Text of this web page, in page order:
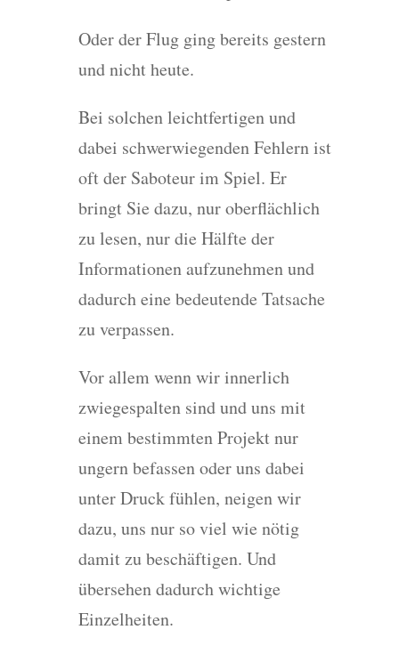
Oder der Flug ging bereits gestern
und nicht heute.
Bei solchen leichtfertigen und
dabei schwerwiegenden Fehlern ist
oft der Saboteur im Spiel. Er
bringt Sie dazu, nur oberflächlich
zu lesen, nur die Hälfte der
Informationen aufzunehmen und
dadurch eine bedeutende Tatsache
zu verpassen.
Vor allem wenn wir innerlich
zwiegespalten sind und uns mit
einem bestimmten Projekt nur
ungern befassen oder uns dabei
unter Druck fühlen, neigen wir
dazu, uns nur so viel wie nötig
damit zu beschäftigen. Und
übersehen dadurch wichtige
Einzelheiten.